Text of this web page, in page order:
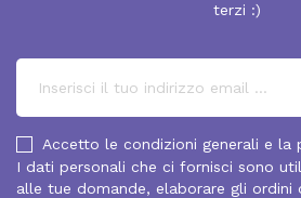
terzi :)
Accetto le condizioni generali e la
I dati personali che ci fornisci sono
alle tue domande, elaborare gli ordini